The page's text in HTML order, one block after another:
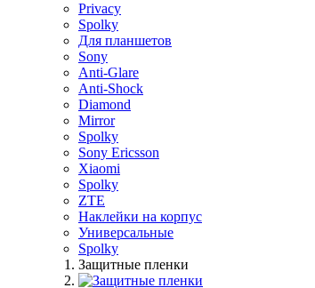
Privacy
Spolky
Для планшетов
Sony
Anti-Glare
Anti-Shock
Diamond
Mirror
Spolky
Sony Ericsson
Xiaomi
Spolky
ZTE
Наклейки на корпус
Универсальные
Spolky
Защитные пленки